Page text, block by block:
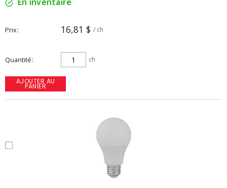
Prix 16,81 $ / ch
Quantité ch
AJOUTER AU
PANIER